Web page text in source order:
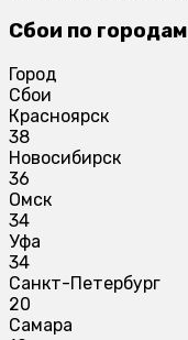
Сбои по городам
Город
Сбои
Красноярск
38
Новосибирск
36
Омск
34
Уфа
34
Санкт-Петербург
20
Самара